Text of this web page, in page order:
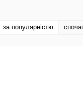
за популярністю